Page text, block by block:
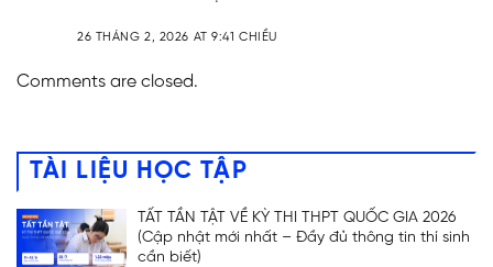
26 THÁNG 2, 2026 AT 9:41 CHIỀU
Comments are closed.
TÀI LIỆU HỌC TẬP
TẤT TẦN TẬT VỀ KỲ THI THPT QUỐC GIA 2026
(Cập nhật mới nhất – Đầy đủ thông tin thí sinh
cần biết)